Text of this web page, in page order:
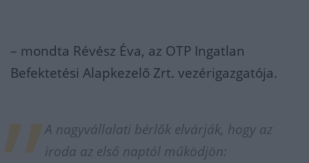
– mondta Révész Éva, az OTP Ingatlan
Befektetési Alapkezelő Zrt. vezérigazgatója.
A nagyvállalati bérlők elvárják, hogy az
iroda az első naptól működjön: